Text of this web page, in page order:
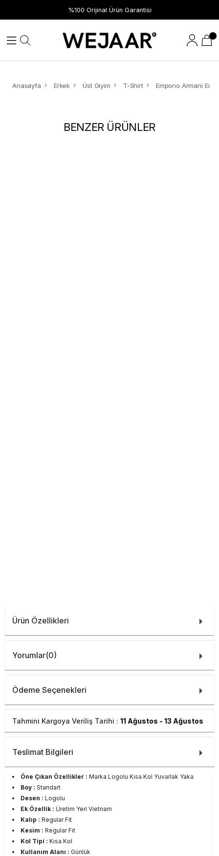
%100 Orijinal Ürün Garantisi
Hızlı Teslimat
Anasayfa Erkek Üst Giyim T-Shirt
BENZER ÜRÜNLER
Ürün Özellikleri
Yorumlar(0)
Ödeme Seçenekleri
Tahmini Kargoya Veriliş Tarihi : 11 Ağustos - 13 Ağustos
Teslimat Bilgileri
Öne Çıkan Özellikler : Marka Logolu Kısa Kol Yuvarlak Yaka
Boy : Standart
Desen : Logolu
Ek Özellik : Üretim Yeri Vietnam
Kalıp : Regular Fit
Kesim : Regular Fit
Kol Tipi : Kısa Kol
Kullanım Alanı : Günlük